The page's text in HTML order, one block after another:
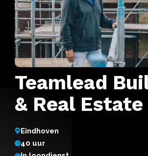
Teamlead
& Real Estate
Eindhoven
40 uur